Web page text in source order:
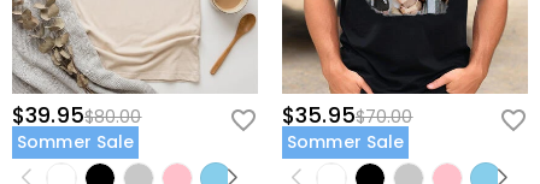
$39.95$80.00
Sommer Sale
$35.95$70.00
Sommer Sale